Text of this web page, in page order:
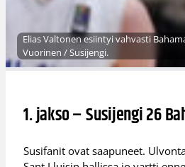
Elias Valtonen esiintyi vahvasti
Vuorinen / Susijengi.
1. jakso – Susijengi 26
Susifanit ovat saapuneet.